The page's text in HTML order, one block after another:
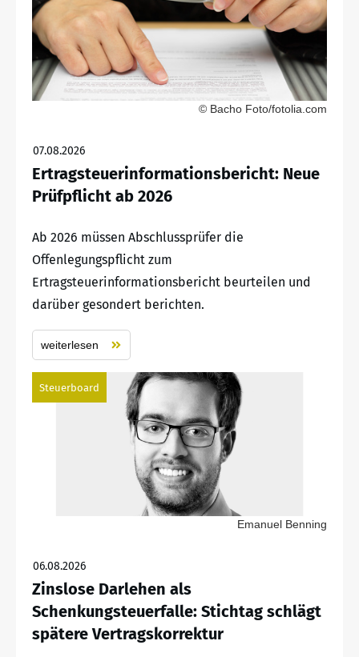
© Bacho Foto/fotolia.com
07.08.2026
Ertragsteuerinformationsbericht: Neue
Prüfpflicht ab 2026
Ab 2026 müssen Abschlussprüfer die
Offenlegungspflicht zum
Ertragsteuerinformationsbericht beurteilen und
darüber gesondert berichten.
weiterlesen
Steuerboard
Emanuel Benning
06.08.2026
Zinslose Darlehen als
Schenkungsteuerfalle: Stichtag schlägt
spätere Vertragskorrektur